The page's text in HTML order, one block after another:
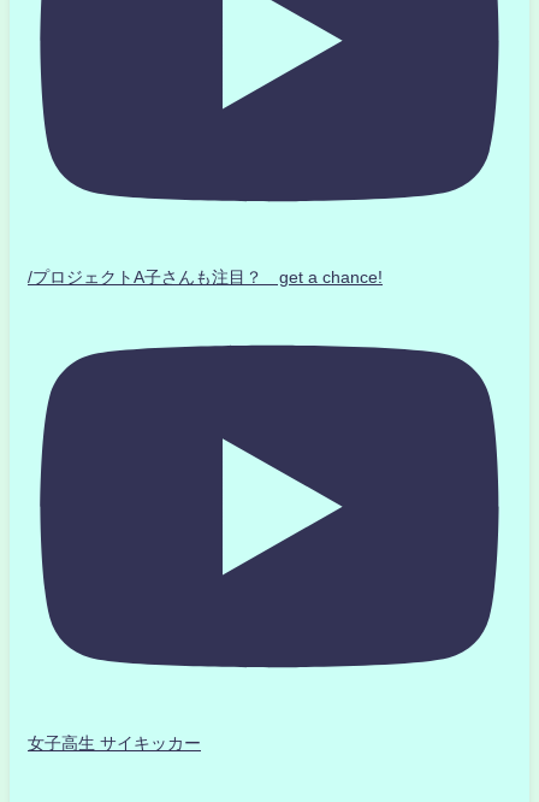
/プロジェクトA子さんも注目？ get a chance!
女子高生 サイキッカー